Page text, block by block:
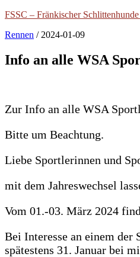
FSSC – Fränkischer
Rennen / 2024-01-09
Info an alle WSA
Zur Info an alle WSA
Bitte um Beachtung.
Liebe Sportlerinnen und
mit dem Jahreswechsel
Vom 01.-03. März 2024
Bei Interesse an einem
spätestens 31. Januar bei